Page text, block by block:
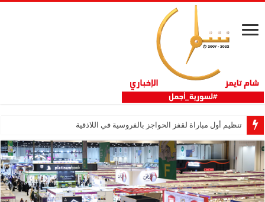
تنظيم أول مباراة لقفز الحواجز بالفروسية في اللاذقية